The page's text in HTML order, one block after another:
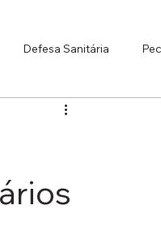
Defesa Sanitária
Integrados